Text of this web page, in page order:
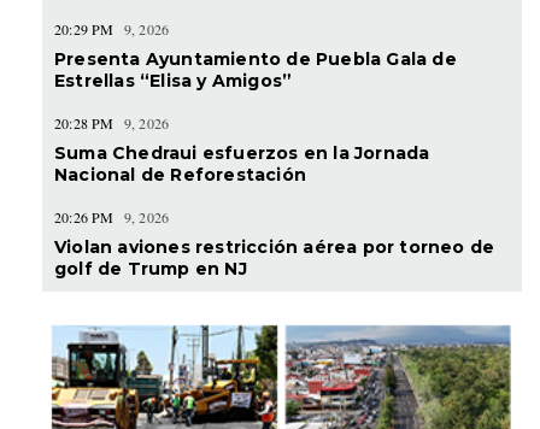
20:29 PM 9, 2026
Presenta Ayuntamiento de Puebla Gala de
Estrellas “Elisa y Amigos”
20:28 PM 9, 2026
Suma Chedraui esfuerzos en la Jornada
Nacional de Reforestación
20:26 PM 9, 2026
Violan aviones restricción aérea por torneo de
golf de Trump en NJ